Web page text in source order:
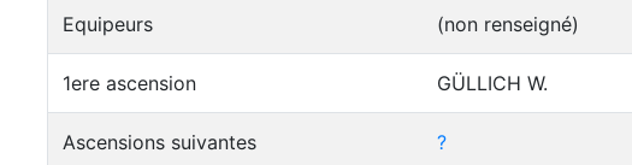
Equipeurs (non renseigné)
1ere ascension GÜLLICH W.
Ascensions suivantes ?